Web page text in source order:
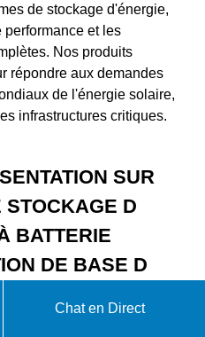
de stockage d'énergie,
performance et les
Nos produits
répondre aux demandes
de l'énergie solaire,
infrastructures critiques.
SUR
STOCKAGE D
BATTERIE
DE BASE D
Chat en Direct